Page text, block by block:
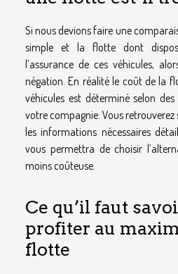
Si nous devions faire une
simple et la flotte dont
l’assurance de ces véhicules,
négation. En réalité le coût de la
véhicules est déterminé selon
votre compagnie. Vous retrouverez
les informations nécessaires
vous permettra de choisir
moins coûteuse.
Ce qu’il faut
profiter au
flotte